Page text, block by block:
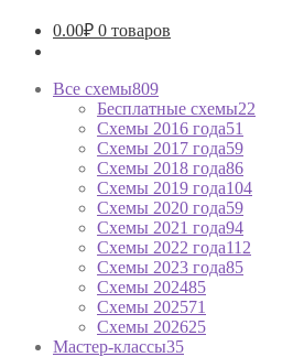
0.00₽ 0 товаров
Все схемы809
Бесплатные схемы22
Схемы 2016 года51
Схемы 2017 года59
Схемы 2018 года86
Схемы 2019 года104
Схемы 2020 года59
Схемы 2021 года94
Схемы 2022 года112
Схемы 2023 года85
Схемы 202485
Схемы 202571
Схемы 202625
Мастер-классы35